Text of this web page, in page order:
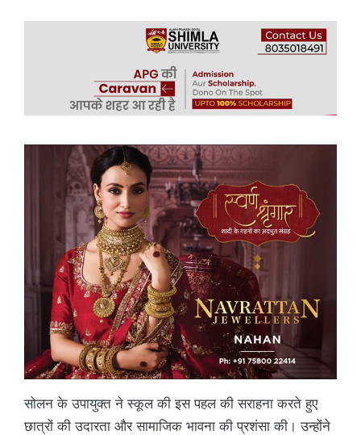
सोलन के उपायुक्त ने स्कूल की इस पहल की सराहना करते हुए
छात्रों की उदारता और सामाजिक भावना की प्रशंसा की। उन्होंने